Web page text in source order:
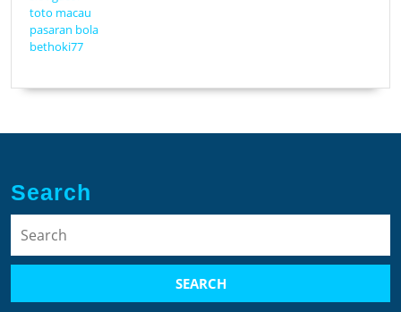
toto macau
pasaran bola
bethoki77
Search
for: